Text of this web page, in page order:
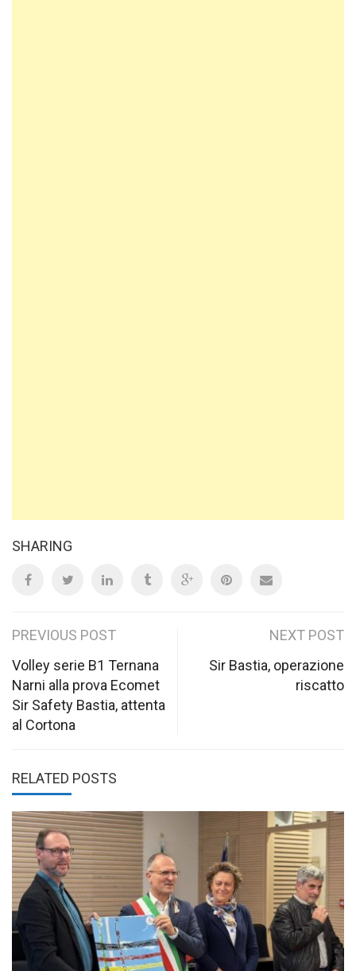
SHARING
Post
navigation
PREVIOUS POST
Volley serie B1 Ternana
Narni alla prova Ecomet
Sir Safety Bastia, attenta
al Cortona
NEXT POST
Sir Bastia, operazione
riscatto
RELATED POSTS